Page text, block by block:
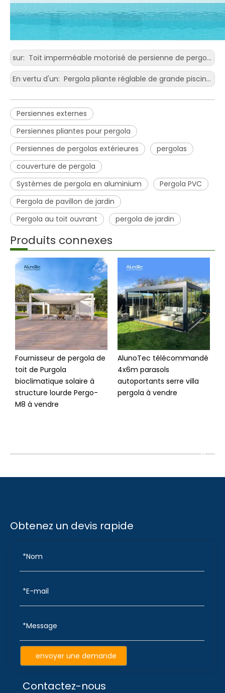
sur: Toit imperméable motorisé de persienne de pergola en aluminium de vente chaude avec l'ombrage de voiture
En vertu d'un: Pergola pliante réglable de grande piscine pour le porche
Persiennes externes
Persiennes pliantes pour pergola
Persiennes de pergolas extérieures
pergolas
couverture de pergola
Systèmes de pergola en aluminium
Pergola PVC
Pergola de pavillon de jardin
Pergola au toit ouvrant
pergola de jardin
Produits connexes
Fournisseur de pergola de
toit de Purgola
bioclimatique solaire à
structure lourde Pergo-
M8 à vendre
AlunoTec télécommandé
4x6m parasols
autoportants serre villa
pergola à vendre
Obtenez un devis rapide
envoyer une demande
Contactez-nous